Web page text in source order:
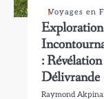
Voyages en
:
Délivrande
Raymond